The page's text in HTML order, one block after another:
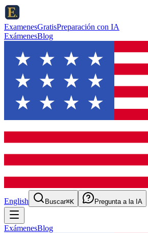
ExamenesGratisPreparación con IA
ExámenesBlog
English Buscar⌘K Pregunta a la IA
ExámenesBlog